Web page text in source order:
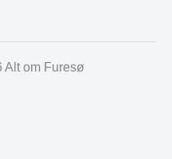
Alt om Furesø